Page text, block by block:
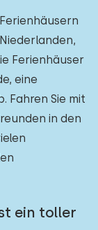
Ferienhäuser
eine
Fahren Sie mit
in den
ein toller